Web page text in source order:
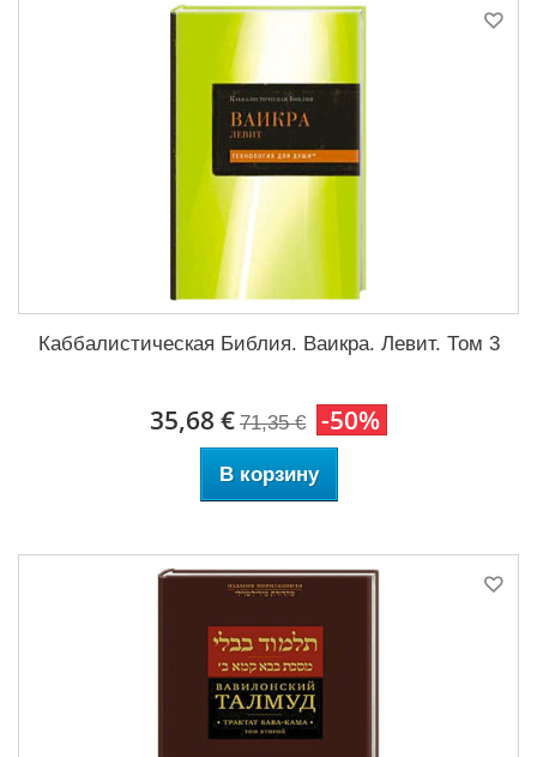
Каббалистическая Библия. Ваикра. Левит. Том 3
35,68 € 71,35 € -50%
В корзину